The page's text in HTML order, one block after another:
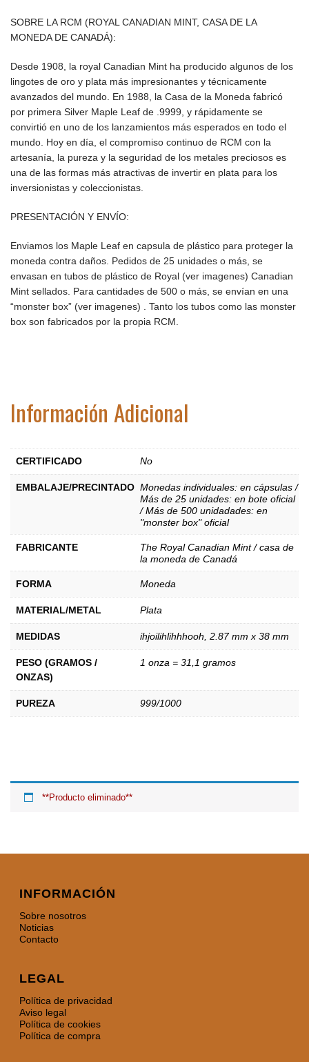
SOBRE LA RCM (ROYAL CANADIAN MINT, CASA DE LA
MONEDA DE CANADÁ):
Desde 1908, la royal Canadian Mint ha producido algunos de los
lingotes de oro y plata más impresionantes y técnicamente
avanzados del mundo. En 1988, la Casa de la Moneda fabricó
por primera Silver Maple Leaf de .9999, y rápidamente se
convirtió en uno de los lanzamientos más esperados en todo el
mundo. Hoy en día, el compromiso continuo de RCM con la
artesanía, la pureza y la seguridad de los metales preciosos es
una de las formas más atractivas de invertir en plata para los
inversionistas y coleccionistas.
PRESENTACIÓN Y ENVÍO:
Enviamos los Maple Leaf en capsula de plástico para proteger la
moneda contra daños. Pedidos de 25 unidades o más, se
envasan en tubos de plástico de Royal (ver imagenes) Canadian
Mint sellados. Para cantidades de 500 o más, se envían en una
“monster box” (ver imagenes) . Tanto los tubos como las monster
box son fabricados por la propia RCM.
Información Adicional
CERTIFICADO No
EMBALAJE/PRECINTADO Monedas individuales: en cápsulas /
Más de 25 unidades: en bote oficial
/ Más de 500 unidadades: en
"monster box" oficial
FABRICANTE
The Royal Canadian Mint / casa de
la moneda de Canadá
FORMA Moneda
MATERIAL/METAL Plata
MEDIDAS ihjoilihlihhhooh, 2.87 mm x 38 mm
PESO (GRAMOS /
ONZAS)
1 onza = 31,1 gramos
PUREZA 999/1000
**Producto eliminado**
INFORMACIÓN
Sobre nosotros
Noticias
Contacto
LEGAL
Política de privacidad
Aviso legal
Política de cookies
Política de compra